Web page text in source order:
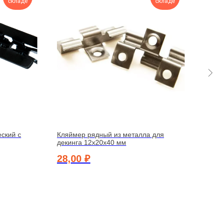
с
Кляймер рядный из металла для
декинга 12х20х40 мм
28,00 ₽